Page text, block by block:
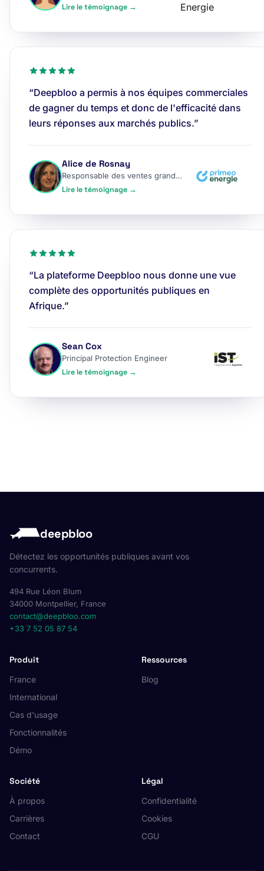
Lire le témoignage →
“Deepbloo a permis à nos équipes commerciales
de gagner du temps et donc de l'efficacité dans
leurs réponses aux marchés publics.”
Alice de Rosnay
Responsable des ventes grands comptes
Lire le témoignage →
“La plateforme Deepbloo nous donne une vue
complète des opportunités publiques en
Afrique.”
Sean Cox
Principal Protection Engineer
Lire le témoignage →
deepbloo
Détectez les opportunités publiques avant vos
concurrents.
494 Rue Léon Blum
34000 Montpellier, France
contact@deepbloo.com
+33 7 52 05 87 54
Produit
France
International
Cas d'usage
Fonctionnalités
Démo
Ressources
Blog
Société
À propos
Carrières
Contact
Légal
Confidentialité
Cookies
CGU